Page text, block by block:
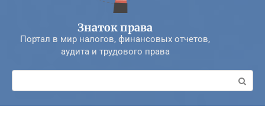
Знаток права
Портал в мир налогов, финансовых отчетов,
аудита и трудового права
Поиск: